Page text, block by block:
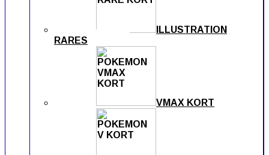
ILLUSTRATION
RARES
VMAX KORT